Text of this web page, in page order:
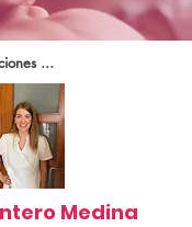
...
Medina